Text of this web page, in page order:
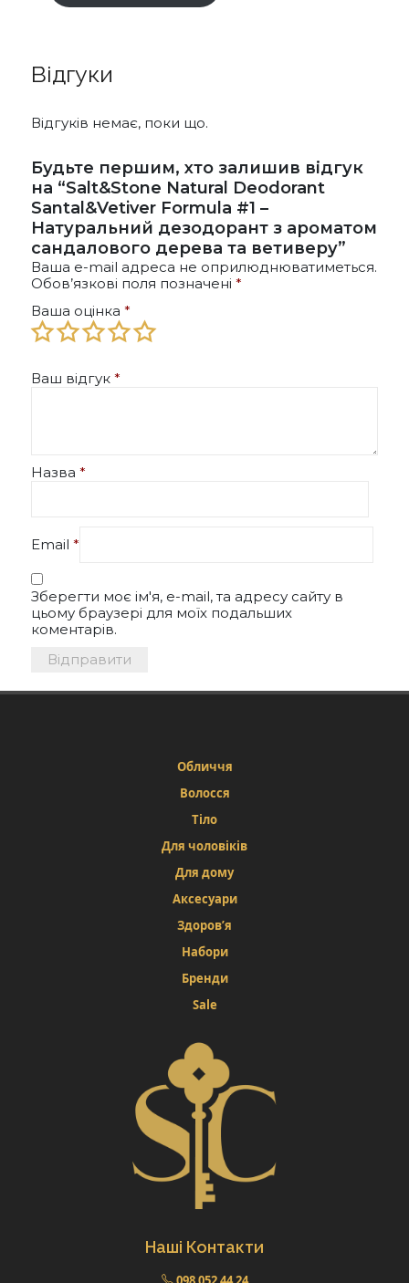
Відгуки
Відгуків немає, поки що.
Будьте першим, хто залишив відгук
на “Salt&Stone Natural Deodorant
Santal&Vetiver Formula #1 –
Натуральний дезодорант з ароматом
сандалового дерева та ветиверу”
Ваша e-mail адреса не оприлюднюватиметься.
Обов’язкові поля позначені *
Ваша оцінка *
Ваш відгук *
Назва *
Email *
Зберегти моє ім'я, e-mail, та адресу сайту в
цьому браузері для моїх подальших
коментарів.
Обличчя
Волосся
Тіло
Для чоловіків
Для дому
Аксесуари
Здоров’я
Набори
Бренди
Sale
Наші Контакти